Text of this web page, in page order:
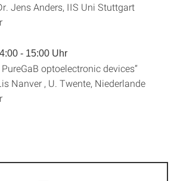
Jens Anders, IIS Uni Stuttgart
- 15:00 Uhr
optoelectronic devices“
Nanver , U. Twente, Niederlande